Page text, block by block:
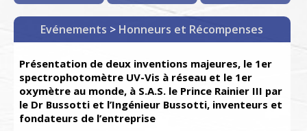
Evénements > Honneurs et Récompenses
Présentation de deux inventions majeures, le 1er
spectrophotomètre UV-Vis à réseau et le 1er
oxymètre au monde, à S.A.S. le Prince Rainier III par
le Dr Bussotti et l’Ingénieur Bussotti, inventeurs et
fondateurs de l’entreprise